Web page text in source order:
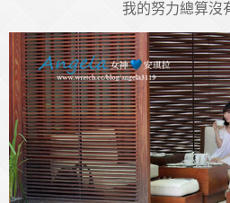
我的努力總算沒